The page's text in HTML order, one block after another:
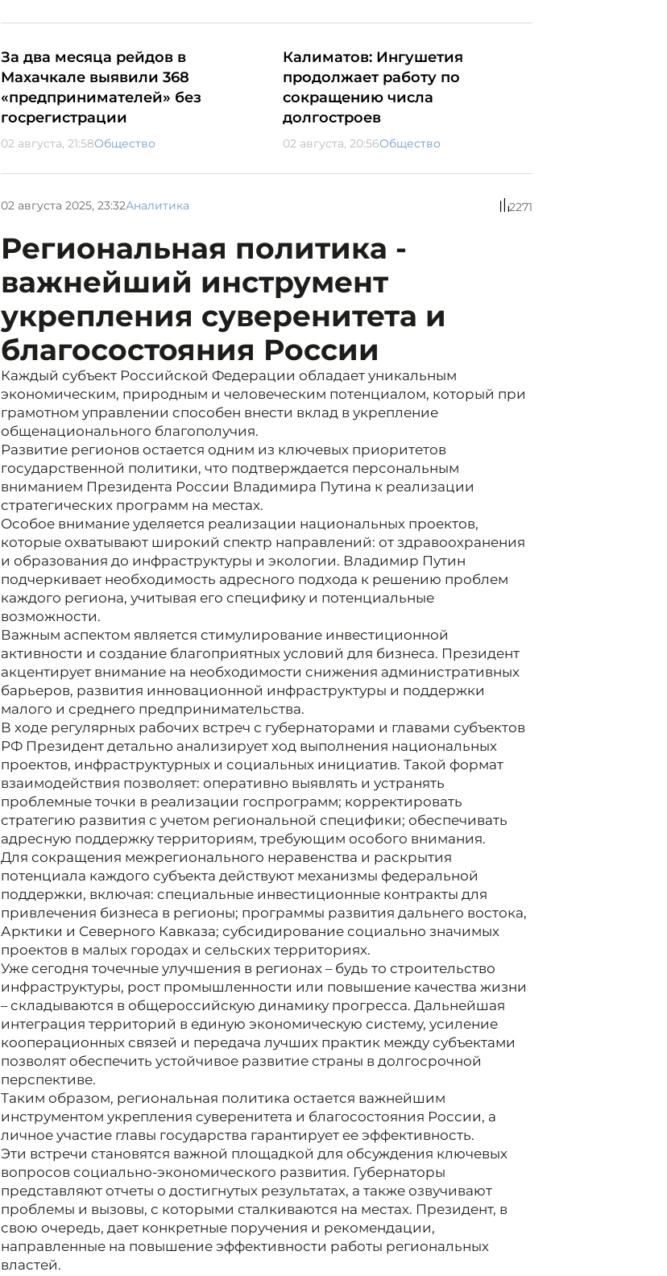
За два месяца рейдов в
Махачкале выявили 368
«предпринимателей» без
госрегистрации
02 августа, 21:58Общество
Калиматов: Ингушетия
продолжает работу по
сокращению числа
долгостроев
02 августа, 20:56Общество
02 августа 2025, 23:32Аналитика 2271
Региональная политика -
важнейший инструмент
укрепления суверенитета и
благосостояния России
Каждый субъект Российской Федерации обладает уникальным
экономическим, природным и человеческим потенциалом, который при
грамотном управлении способен внести вклад в укрепление
общенационального благополучия.
Развитие регионов остается одним из ключевых приоритетов
государственной политики, что подтверждается персональным
вниманием Президента России Владимира Путина к реализации
стратегических программ на местах.
Особое внимание уделяется реализации национальных проектов,
которые охватывают широкий спектр направлений: от здравоохранения
и образования до инфраструктуры и экологии. Владимир Путин
подчеркивает необходимость адресного подхода к решению проблем
каждого региона, учитывая его специфику и потенциальные
возможности.
Важным аспектом является стимулирование инвестиционной
активности и создание благоприятных условий для бизнеса. Президент
акцентирует внимание на необходимости снижения административных
барьеров, развития инновационной инфраструктуры и поддержки
малого и среднего предпринимательства.
В ходе регулярных рабочих встреч с губернаторами и главами субъектов
РФ Президент детально анализирует ход выполнения национальных
проектов, инфраструктурных и социальных инициатив. Такой формат
взаимодействия позволяет: оперативно выявлять и устранять
проблемные точки в реализации госпрограмм; корректировать
стратегию развития с учетом региональной специфики; обеспечивать
адресную поддержку территориям, требующим особого внимания.
Для сокращения межрегионального неравенства и раскрытия
потенциала каждого субъекта действуют механизмы федеральной
поддержки, включая: специальные инвестиционные контракты для
привлечения бизнеса в регионы; программы развития дальнего востока,
Арктики и Северного Кавказа; субсидирование социально значимых
проектов в малых городах и сельских территориях.
Уже сегодня точечные улучшения в регионах – будь то строительство
инфраструктуры, рост промышленности или повышение качества жизни
– складываются в общероссийскую динамику прогресса. Дальнейшая
интеграция территорий в единую экономическую систему, усиление
кооперационных связей и передача лучших практик между субъектами
позволят обеспечить устойчивое развитие страны в долгосрочной
перспективе.
Таким образом, региональная политика остается важнейшим
инструментом укрепления суверенитета и благосостояния России, а
личное участие главы государства гарантирует ее эффективность.
Эти встречи становятся важной площадкой для обсуждения ключевых
вопросов социально-экономического развития. Губернаторы
представляют отчеты о достигнутых результатах, а также озвучивают
проблемы и вызовы, с которыми сталкиваются на местах. Президент, в
свою очередь, дает конкретные поручения и рекомендации,
направленные на повышение эффективности работы региональных
властей.